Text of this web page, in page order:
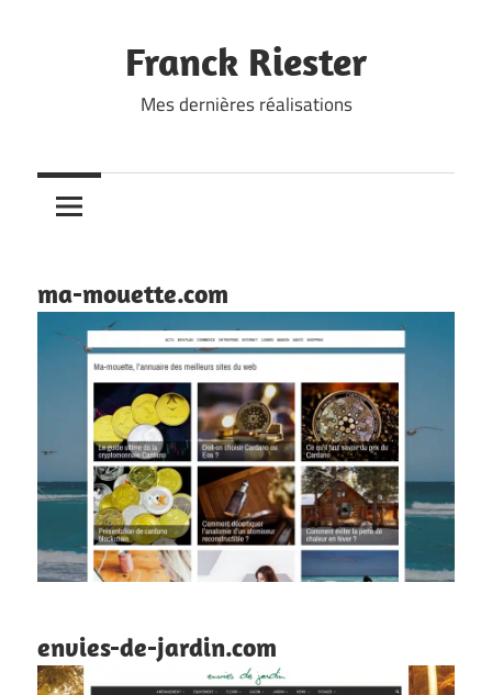
Franck Riester
Mes dernières réalisations
ma-mouette.com
envies-de-jardin.com